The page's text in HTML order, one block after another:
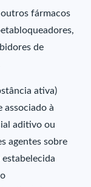
fármacos
de
ativa)
associado à
aditivo ou
agentes sobre
estabelecida